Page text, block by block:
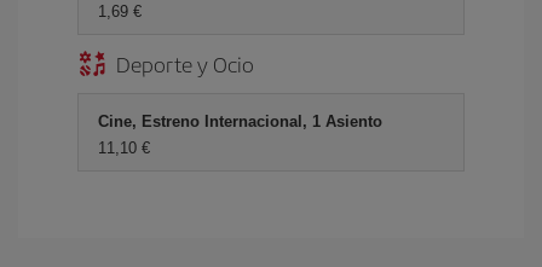
1,69 €
Deporte y Ocio
Cine, Estreno Internacional, 1 Asiento
11,10 €